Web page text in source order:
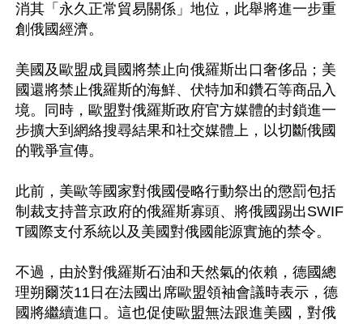
消其「永久正常貿易關係」地位，此舉將進一步重
創俄國經濟。
美國及歐盟成員國將禁止向俄羅斯出口奢侈品；美
國還將禁止俄羅斯的海鮮、伏特加和鑽石等商品入
境。同時，歐盟對俄羅斯政府官方媒體的封鎖進一
步擴大到網絡搜尋結果和社交媒體上，以切斷俄國
的戰爭宣傳。
此前，美歐等國家對俄國侵略行動祭出的懲罰包括
制裁支持普京政府的俄羅斯寡頭、將俄國踢出SWIF
T國際支付系統以及美國對俄國能源實施的禁令。
不過，由於對俄羅斯石油和天然氣的依賴，德國總
理朔爾茨11日在法國出席歐盟領袖會議時表示，德
國將繼續進口。這也促使歐盟無法跟進美國，對俄